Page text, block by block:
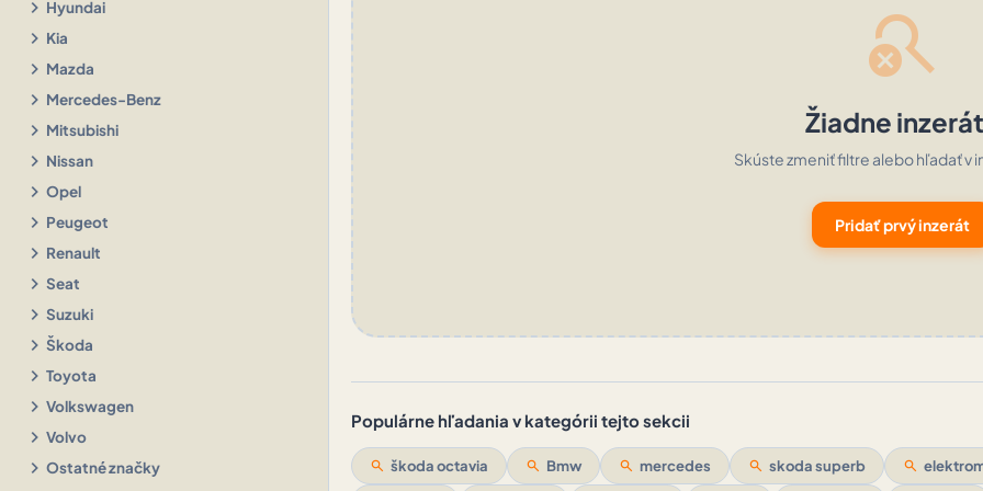
chevron_right Hyundai
chevron_right Kia
chevron_right Mazda
chevron_right Mercedes-Benz
chevron_right Mitsubishi
chevron_right Nissan
chevron_right Opel
chevron_right Peugeot
chevron_right Renault
chevron_right Seat
chevron_right Suzuki
chevron_right Škoda
chevron_right Toyota
chevron_right Volkswagen
chevron_right Volvo
chevron_right Ostatné značky
search_off
Žiadne
Skúste zmeniť filtre alebo hľadať v
Pridať prvý inzerát
Populárne hľadania v kategórii tejto sekcii
search škoda octavia search Bmw search mercedes search skoda superb search